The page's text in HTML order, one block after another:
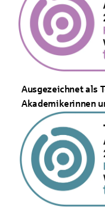
Ausgezeichnet als
Akademikerinnen